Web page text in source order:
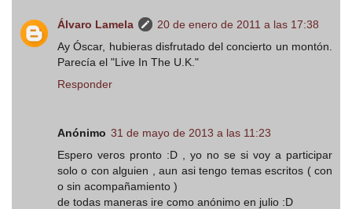
Álvaro Lamela
20 de enero de 2011 a las 17:38
Ay Óscar, hubieras disfrutado del concierto un montón.
Parecía el "Live In The U.K."
Responder
Anónimo 31 de mayo de 2013 a las 11:23
Espero veros pronto :D , yo no se si voy a participar
solo o con alguien , aun asi tengo temas escritos ( con
o sin acompañamiento )
de todas maneras ire como anónimo en julio :D